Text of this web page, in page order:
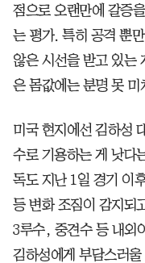
점으로 오랜만에 갈증
는 평가. 특히 공격 뿐
않은 시선을 받고 있는
은 몸값에는 분명 못 미
미국 현지에선 김하성
수로 기용하는 게 낫다
독도 지난 1일 경기 이
등 변화 조짐이 감지되
3루수, 중견수 등 내외
김하성에게 부담스러